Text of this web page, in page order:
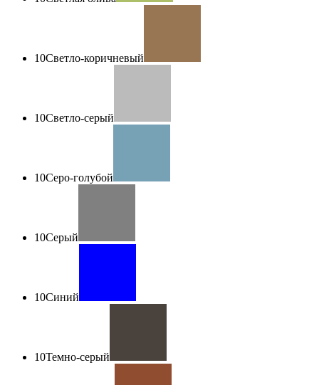
10Светло-коричневый
10Светло-серый
10Серо-голубой
10Серый
10Синий
10Темно-серый